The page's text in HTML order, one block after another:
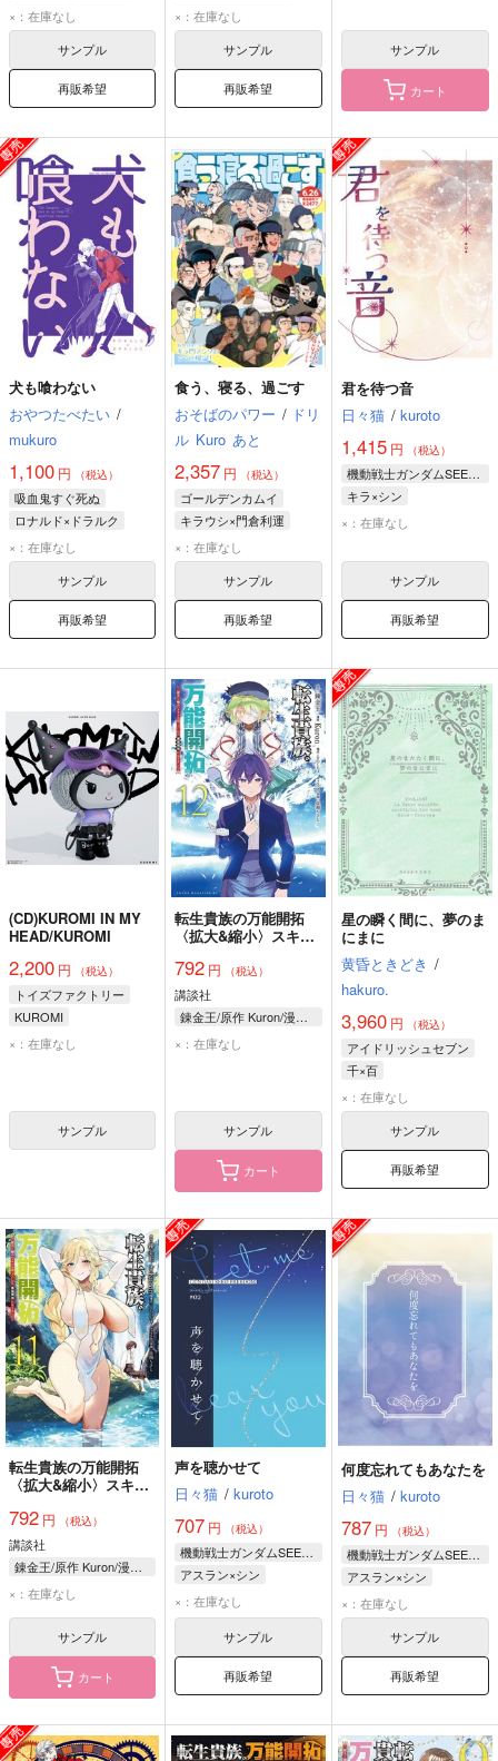
×：在庫なし
サンプル
再販希望
ロナルド
×：在庫なし
サンプル
再販希望
サンプル
カート
犬も喰わない
おやつたべたい /
mukuro
1,100 円 （税込）
吸血鬼すぐ死ぬ
ロナルド×ドラルク
ロナルド
×：在庫なし
サンプル
再販希望
食う、寝る、過ごす
おそばのパワー / ドリ
ル Kuro あと
2,357 円 （税込）
ゴールデンカムイ
キラウシ×門倉利運
キラウシ
×：在庫なし
サンプル
再販希望
君を待つ音
日々猫 / kuroto
1,415円 （税込）
機動戦士ガンダムSEED FREEDOM
キラ×シン
キラ・ヤマト
×：在庫なし
サンプル
再販希望
(CD)KUROMI IN MY
HEAD/KUROMI
2,200 円 （税込）
トイズファクトリー
KUROMI
×：在庫なし
サンプル
転生貴族の万能開拓
〈拡大&縮小〉スキル
地になりました 12
792 円 （税込）
講談社
錬金王/原作 Kuron/漫画 るれくちぇ/構成 成瀬ちさと/キャラクター原案
×：在庫なし
サンプル
カート
星の瞬く間に、夢のま
にまに
黄昏ときどき /
hakuro.
3,960円 （税込）
アイドリッシュセブン
千×百
×：在庫なし
サンプル
再販希望
転生貴族の万能開拓
〈拡大&縮小〉スキル
地になりました 11
792 円 （税込）
講談社
錬金王/原作 Kuron/漫画 るれくちぇ/構成 成瀬ちさと/キャラクター原案
×：在庫なし
サンプル
カート
声を聴かせて
日々猫 / kuroto
707 円 （税込）
機動戦士ガンダムSEED FREEDOM
アスラン×シン
アスラン・ザラ
シン・アスカ
×：在庫なし
サンプル
再販希望
何度忘れてもあなたを
日々猫 / kuroto
787円 （税込）
機動戦士ガンダムSEED FREEDOM
アスラン×シン
シン・アスカ
アスラン・ザラ
×：在庫なし
サンプル
再販希望